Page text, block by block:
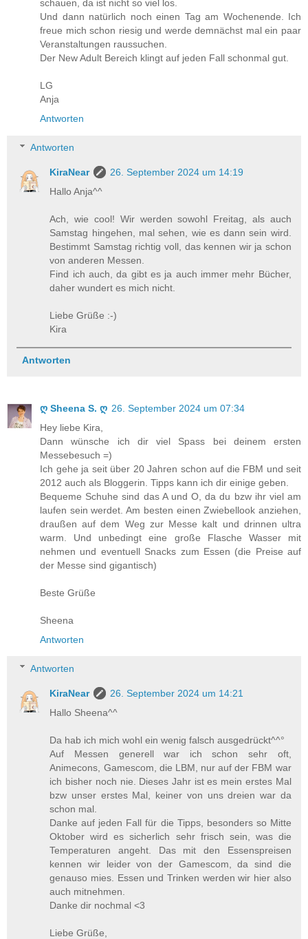
schauen, da ist nicht so viel los.
Und dann natürlich noch einen Tag am Wochenende. Ich
freue mich schon riesig und werde demnächst mal ein paar
Veranstaltungen raussuchen.
Der New Adult Bereich klingt auf jeden Fall schonmal gut.
LG
Anja
Antworten
Antworten
KiraNear
26. September 2024 um 14:19
Hallo Anja^^
Ach, wie cool! Wir werden sowohl Freitag, als auch
Samstag hingehen, mal sehen, wie es dann sein wird.
Bestimmt Samstag richtig voll, das kennen wir ja schon
von anderen Messen.
Find ich auch, da gibt es ja auch immer mehr Bücher,
daher wundert es mich nicht.
Liebe Grüße :-)
Kira
Antworten
ღ Sheena S. ღ 26. September 2024 um 07:34
Hey liebe Kira,
Dann wünsche ich dir viel Spass bei deinem ersten
Messebesuch =)
Ich gehe ja seit über 20 Jahren schon auf die FBM und seit
2012 auch als Bloggerin. Tipps kann ich dir einige geben.
Bequeme Schuhe sind das A und O, da du bzw ihr viel am
laufen sein werdet. Am besten einen Zwiebellook anziehen,
draußen auf dem Weg zur Messe kalt und drinnen ultra
warm. Und unbedingt eine große Flasche Wasser mit
nehmen und eventuell Snacks zum Essen (die Preise auf
der Messe sind gigantisch)
Beste Grüße
Sheena
Antworten
Antworten
KiraNear
26. September 2024 um 14:21
Hallo Sheena^^
Da hab ich mich wohl ein wenig falsch ausgedrückt^^°
Auf Messen generell war ich schon sehr oft,
Animecons, Gamescom, die LBM, nur auf der FBM war
ich bisher noch nie. Dieses Jahr ist es mein erstes Mal
bzw unser erstes Mal, keiner von uns dreien war da
schon mal.
Danke auf jeden Fall für die Tipps, besonders so Mitte
Oktober wird es sicherlich sehr frisch sein, was die
Temperaturen angeht. Das mit den Essenspreisen
kennen wir leider von der Gamescom, da sind die
genauso mies. Essen und Trinken werden wir hier also
auch mitnehmen.
Danke dir nochmal <3
Liebe Grüße,